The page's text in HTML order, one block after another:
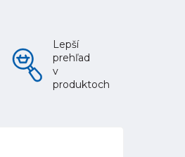
Lepší
prehľad
v
produktoch